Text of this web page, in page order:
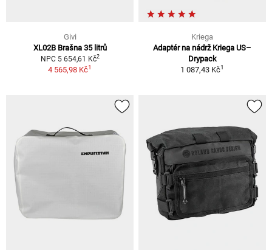
Givi
XL02B Brašna 35 litrů
NPC 5 654,61 Kč2
4 565,98 Kč1
Kriega
Adaptér na nádrž Kriega US–
Drypack
1 087,43 Kč1